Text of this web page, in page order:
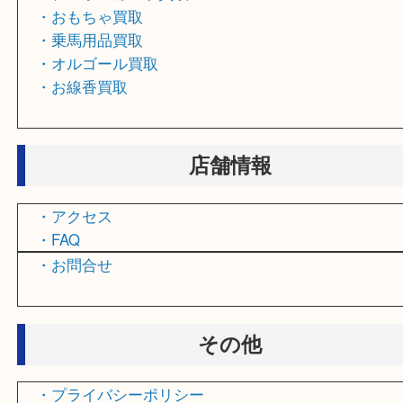
・古美術品買取
・食器買取
・文房具買取
・香水買取
・鉄道模型買取
・スマホ_タブレット買取
・テレホンカード買取
・おもちゃ買取
・乗馬用品買取
・オルゴール買取
・お線香買取
店舗情報